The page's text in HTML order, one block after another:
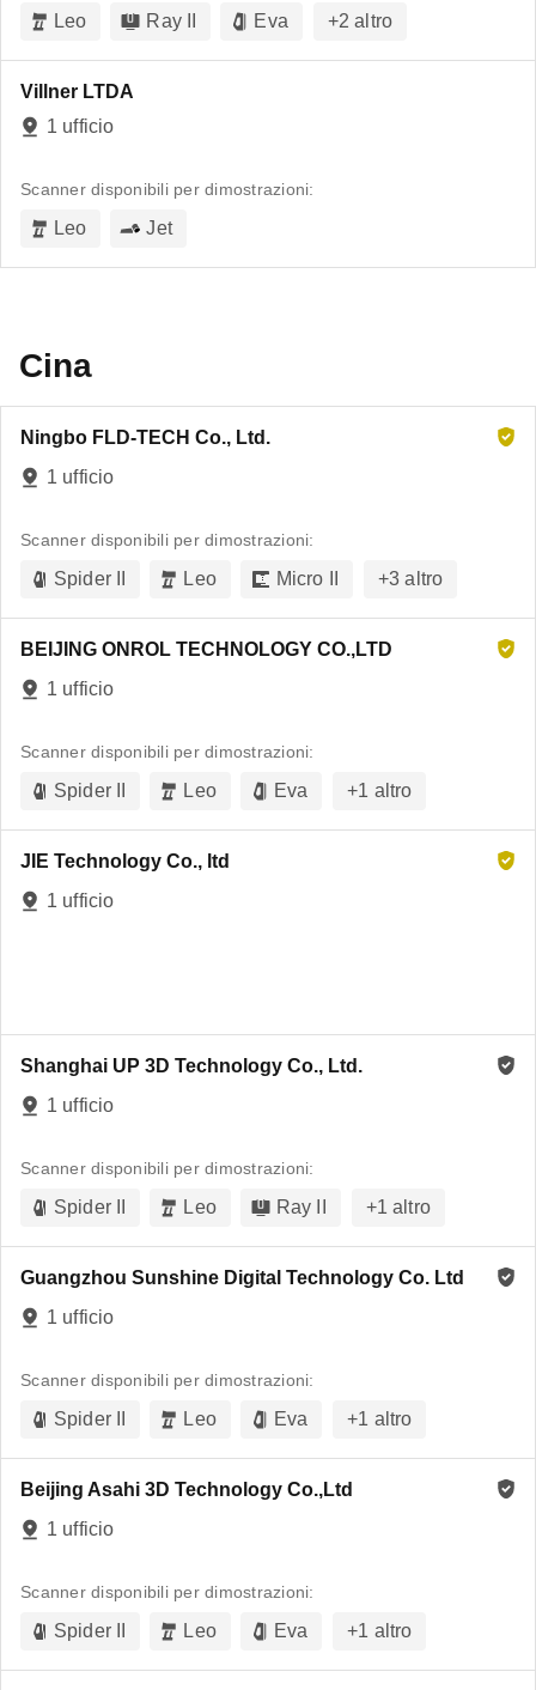
Leo Ray II Eva +2 altro
Villner LTDA
1 ufficio
Scanner disponibili per dimostrazioni:
Leo Jet
Cina
Ningbo FLD-TECH Co., Ltd.
1 ufficio
Scanner disponibili per dimostrazioni:
Spider II Leo Micro II +3 altro
BEIJING ONROL TECHNOLOGY CO.,LTD
1 ufficio
Scanner disponibili per dimostrazioni:
Spider II Leo Eva +1 altro
JIE Technology Co., ltd
1 ufficio
Shanghai UP 3D Technology Co., Ltd.
1 ufficio
Scanner disponibili per dimostrazioni:
Spider II Leo Ray II +1 altro
Guangzhou Sunshine Digital Technology Co. Ltd
1 ufficio
Scanner disponibili per dimostrazioni:
Spider II Leo Eva +1 altro
Beijing Asahi 3D Technology Co.,Ltd
1 ufficio
Scanner disponibili per dimostrazioni:
Spider II Leo Eva +1 altro